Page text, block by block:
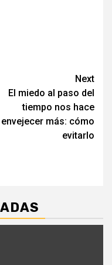
Next
El miedo al paso del
tiempo nos hace
envejecer más: cómo
evitarlo